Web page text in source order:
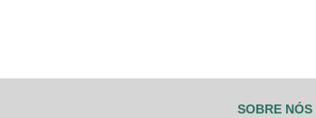
SOBRE NÓS